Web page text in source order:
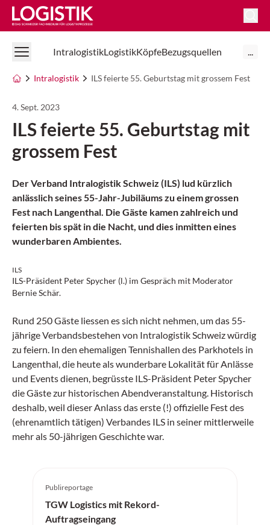
Logistik Online
IntralogistikLogistikKöpfeBezugsquellen ...
Intralogistik ILS feierte 55. Geburtstag mit grossem Fest
4. Sept. 2023
ILS feierte 55. Geburtstag mit
grossem Fest
Der Verband Intralogistik Schweiz (ILS) lud kürzlich
anlässlich seines 55-Jahr-Jubiläums zu einem grossen
Fest nach Langenthal. Die Gäste kamen zahlreich und
feierten bis spät in die Nacht, und dies inmitten eines
wunderbaren Ambientes.
ILS
ILS-Präsident Peter Spycher (l.) im Gespräch mit Moderator
Bernie Schär.
Rund 250 Gäste liessen es sich nicht nehmen, um das 55-
jährige Verbandsbestehen von Intralogistik Schweiz würdig
zu feiern. In den ehemaligen Tennishallen des Parkhotels in
Langenthal, die heute als wunderbare Lokalität für Anlässe
und Events dienen, begrüsste ILS-Präsident Peter Spycher
die Gäste zur historischen Abendveranstaltung. Historisch
deshalb, weil dieser Anlass das erste (!) offizielle Fest des
(ehrenamtlich tätigen) Verbandes ILS in seiner mittlerweile
mehr als 50-jährigen Geschichte war.
Publireportage
TGW Logistics mit Rekord-
Auftragseingang